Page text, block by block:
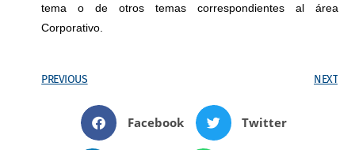
tema o de otros temas correspondientes al área
Corporativo.
PREVIOUS NEXT
Facebook Twitter